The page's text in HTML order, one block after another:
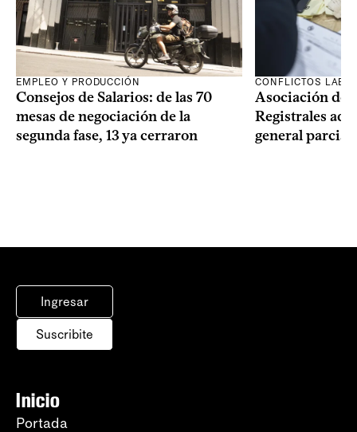
EMPLEO Y PRODUCCIÓN
Consejos de Salarios: de las 70
mesas de negociación de la
segunda fase, 13 ya cerraron
CONFLICTOS
Asociación de
Registrales
general parcial
Ingresar
Suscribite
Inicio
Portada